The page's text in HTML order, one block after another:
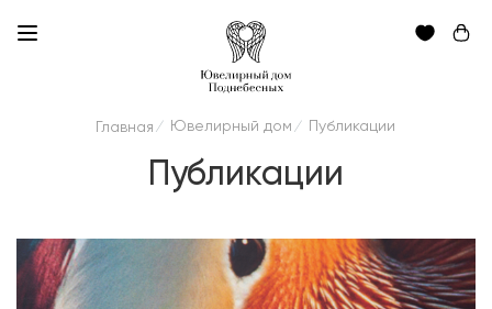
Главная / Ювелирный дом / Публикации
Публикации